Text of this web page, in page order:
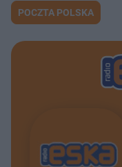
POCZTA POLSKA